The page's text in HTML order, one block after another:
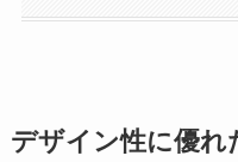
デザイン性に優